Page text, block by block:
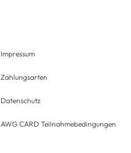
Impressum
Zahlungsarten
Datenschutz
AWG CARD Teilnahmebedingungen